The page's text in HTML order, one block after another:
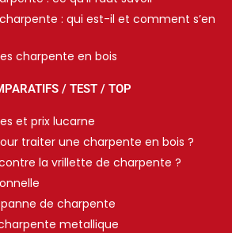
: qui est-il et comment s’en
charpente en bois
/ TEST / TOP
et prix lucarne
traiter une charpente en bois ?
la vrillette de charpente ?
de charpente
metallique